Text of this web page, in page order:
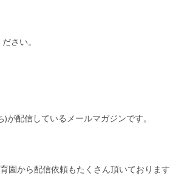
さい。
配信しているメールマガジンです。
園から配信依頼もたくさん頂いております